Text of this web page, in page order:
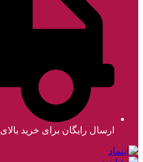
ارسال رایگان برای خرید بالای 1 میلیون تومان